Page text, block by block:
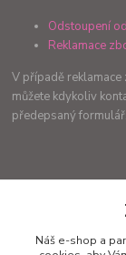
Odstoupení
Reklamace
V případě
můžete kdykoliv
předepsaný
Eva Vyrubalíková
Náš e-shop a